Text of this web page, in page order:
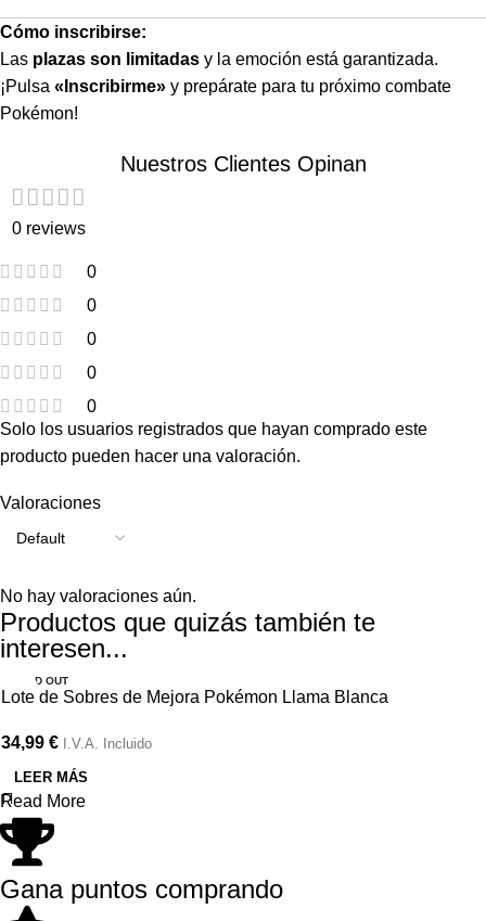
Cómo inscribirse:
Las plazas son limitadas y la emoción está garantizada.
¡Pulsa «Inscribirme» y prepárate para tu próximo combate
Pokémon!
Nuestros Clientes Opinan
0 reviews
0
0
0
0
0
Valoraciones
No hay valoraciones aún.
Solo los usuarios registrados que hayan comprado este
producto pueden hacer una valoración.
Productos que quizás también te
interesen...
SOLD OUT
Lote de Sobres de Mejora Pokémon Llama Blanca
34,99 € I.V.A. Incluido
LEER MÁS
Read More
Gana puntos comprando